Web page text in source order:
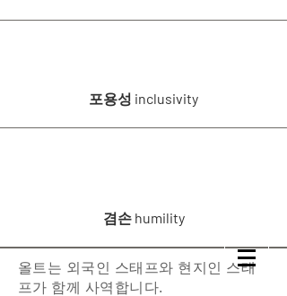
포용성 inclusivity
겸손 humility
올트는 외국인 스태프와 현지인 스태
프가 함께 사역합니다.